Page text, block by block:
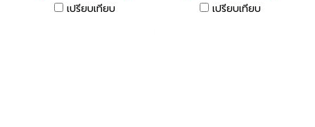
เปรียบเทียบ
เปรียบเทียบ